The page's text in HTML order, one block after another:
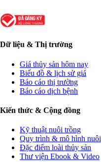
Dữ liệu & Thị trường
Giá thủy sản hôm nay
Biểu đồ & lịch sử giá
Báo cáo thị trường
Báo cáo dịch bệnh
Kiến thức & Cộng đồng
Kỹ thuật nuôi trồng
Quy trình & mô hình nuôi
Đặc điểm loài thủy sản
Thư viện Ebook & Video